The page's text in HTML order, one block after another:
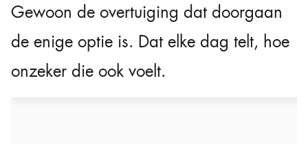
Gewoon de overtuiging dat doorgaan
de enige optie is. Dat elke dag telt, hoe
onzeker die ook voelt.